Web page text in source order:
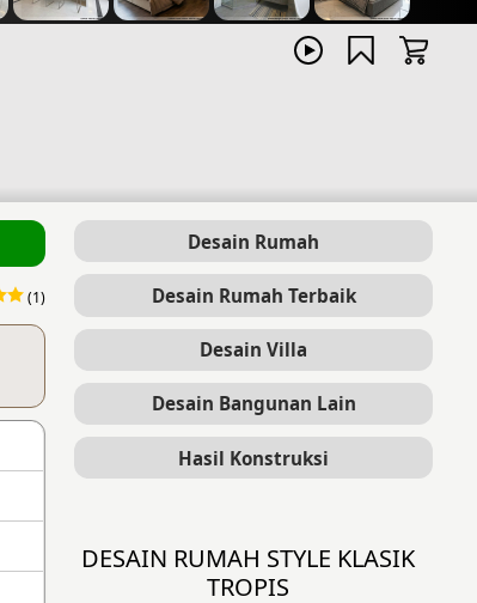
(1)
Desain Rumah
Desain Rumah Terbaik
Desain Villa
Desain Bangunan Lain
Hasil Konstruksi
DESAIN RUMAH STYLE KLASIK
TROPIS